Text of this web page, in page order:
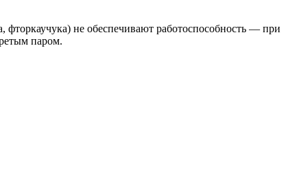
фторкаучука) не обеспечивают работоспособность — при
паром.